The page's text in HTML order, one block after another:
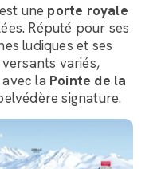
une porte royale
Réputé pour ses
ludiques et ses
variés,
la Pointe de la
signature.